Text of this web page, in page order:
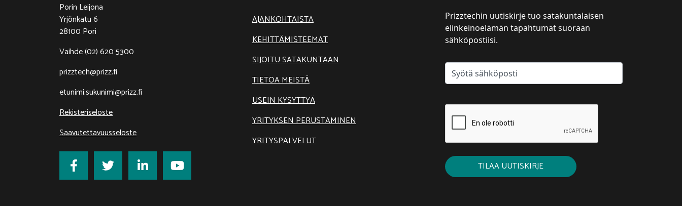
Porin Leijona
Yrjönkatu 6
28100 Pori
Vaihde (02) 620 5300
prizztech@prizz.fi
etunimi.sukunimi@prizz.fi
Rekisteriseloste
Saavutettavuusseloste
AJANKOHTAISTA
KEHITTÄMISTEEMAT
SIJOITU SATAKUNTAAN
TIETOA MEISTÄ
USEIN KYSYTTYÄ
YRITYKSEN PERUSTAMINEN
YRITYSPALVELUT
Prizztechin uutiskirje tuo satakuntalaisen
elinkeinoelämän tapahtumat suoraan
sähköpostiisi.
TILAA UUTISKIRJE